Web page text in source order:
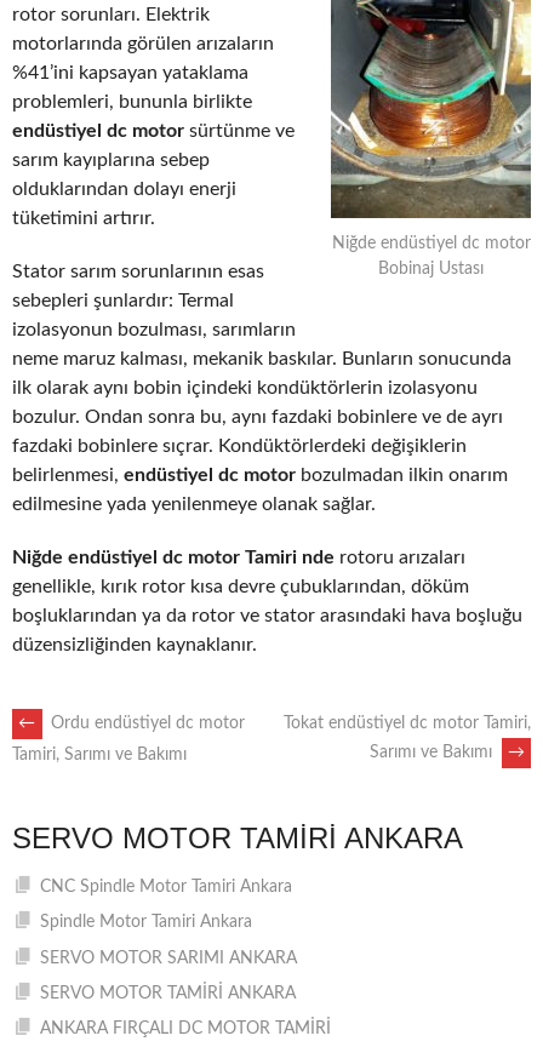
Niğde endüstiyel dc motor
Bobinaj Ustası
rotor sorunları. Elektrik
motorlarında görülen arızaların
%41’ini kapsayan yataklama
problemleri, bununla birlikte
endüstiyel dc motor sürtünme ve
sarım kayıplarına sebep
olduklarından dolayı enerji
tüketimini artırır.
Stator sarım sorunlarının esas
sebepleri şunlardır: Termal
izolasyonun bozulması, sarımların
neme maruz kalması, mekanik baskılar. Bunların sonucunda
ilk olarak aynı bobin içindeki kondüktörlerin izolasyonu
bozulur. Ondan sonra bu, aynı fazdaki bobinlere ve de ayrı
fazdaki bobinlere sıçrar. Kondüktörlerdeki değişiklerin
belirlenmesi, endüstiyel dc motor bozulmadan ilkin onarım
edilmesine yada yenilenmeye olanak sağlar.
Niğde endüstiyel dc motor Tamiri nde rotoru arızaları
genellikle, kırık rotor kısa devre çubuklarından, döküm
boşluklarından ya da rotor ve stator arasındaki hava boşluğu
düzensizliğinden kaynaklanır.
POST
←
Ordu endüstiyel dc motor
Tamiri, Sarımı ve Bakımı
Tokat endüstiyel dc motor Tamiri,
Sarımı ve Bakımı
→
SERVO MOTOR TAMIRI ANKARA
CNC Spindle Motor Tamiri Ankara
Spindle Motor Tamiri Ankara
SERVO MOTOR SARIMI ANKARA
SERVO MOTOR TAMİRİ ANKARA
ANKARA FIRÇALI DC MOTOR TAMİRİ